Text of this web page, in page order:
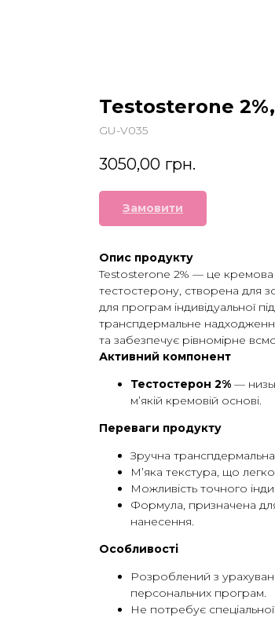
Testosterone
GU-V035
3050,00 грн.
Замовити
Опис продукту
Testosterone 2% — це
тестостерону, створена для
для програм індивідуальної
транспдермальне
та забезпечує рівномірне
Активний компонент
Тестостерон 2% —
м’якій кремовій основі.
Переваги продукту
Зручна
М’яка текстура, що
Можливість точного
Формула, призначена
нанесення.
Особливості
Розроблений з
персональних програм.
Не потребує